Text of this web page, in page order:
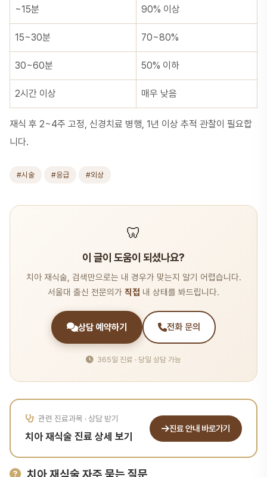
~15분 90% 이상
15~30분 70~80%
30~60분 50% 이하
2시간 이상 매우 낮음
재식 후 2~4주 고정, 신경치료 병행, 1년 이상 추적 관찰이 필요합
니다.
#시술 #응급 #외상
🦷
이 글이 도움이 되셨나요?
치아 재식술, 검색만으로는 내 경우가 맞는지 알기 어렵습니다.
서울대 출신 전문의가 직접 내 상태를 봐드립니다.
상담 예약하기 전화 문의
365일 진료 · 당일 상담 가능
관련 진료과목 · 상담 받기
치아 재식술 진료 상세 보기
진료 안내 바로가기